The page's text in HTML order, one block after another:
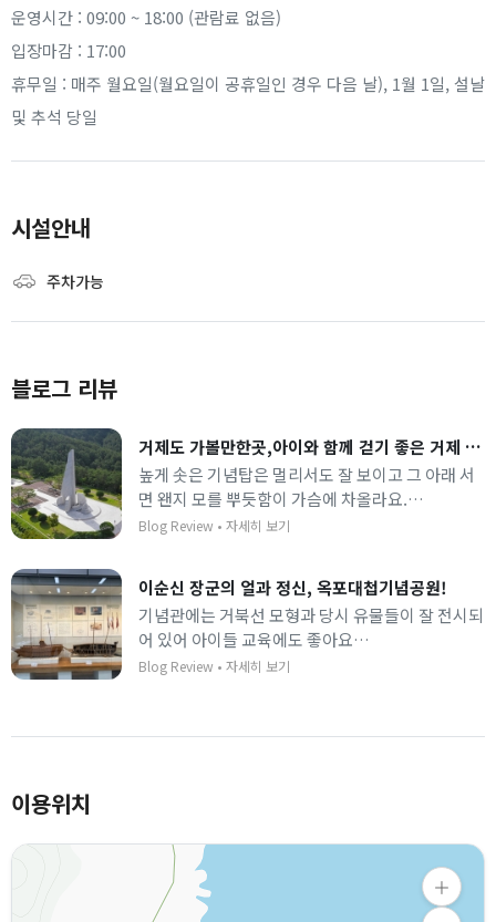
운영시간 : 09:00 ~ 18:00 (관람료 없음)
입장마감 : 17:00
휴무일 : 매주 월요일(월요일이 공휴일인 경우 다음 날), 1월 1일, 설날
및 추석 당일
시설안내
주차가능
블로그 리뷰
거제도 가볼만한곳,아이와 함께 걷기 좋은 거제 '옥포대첩기념공원'
높게 솟은 기념탑은 멀리서도 잘 보이고 그 아래 서
면 왠지 모를 뿌듯함이 가슴에 차올라요.
잘 가꾸어진 정원 사이를 거닐며 찍는 사진마다 예
Blog Review • 자세히 보기
이순신 장군의 얼과 정신, 옥포대첩기념공원!
기념관에는 거북선 모형과 당시 유물들이 잘 전시되
어 있어 아이들 교육에도 좋아요
입장료 부담 없이 역사 공부와 산책을 동시에 즐길
Blog Review • 자세히 보기
이용위치